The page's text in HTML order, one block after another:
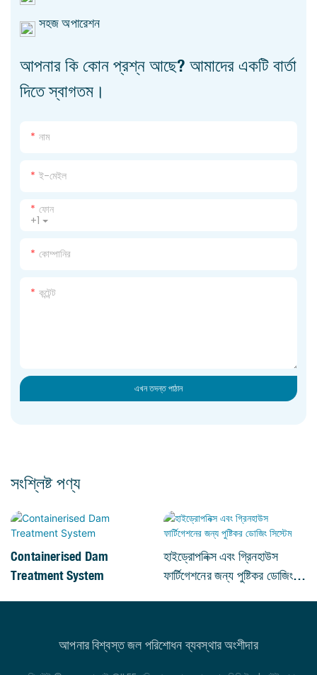
সহজ অপারেশন
আপনার কি কোন প্রশ্ন আছে? আমাদের একটি বার্তা
দিতে স্বাগতম।
নাম
ই-মেইল
+1
ফোন
কোম্পানির
কন্টেন্ট
এখন তদন্ত পাঠান
সংশ্লিষ্ট পণ্য
Containerised Dam
Treatment System
হাইড্রোপনিক্স এবং গ্রিনহাউস
ফার্টিগেশনের জন্য পুষ্টিকর ডোজিং
আপনার বিশ্বস্ত জল পরিশোধন ব্যবস্থার অংশীদার